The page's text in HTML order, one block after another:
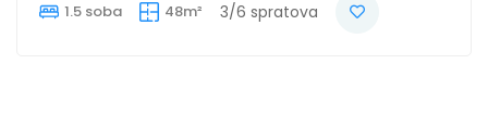
1.5 soba 48m² 3/6 spratova